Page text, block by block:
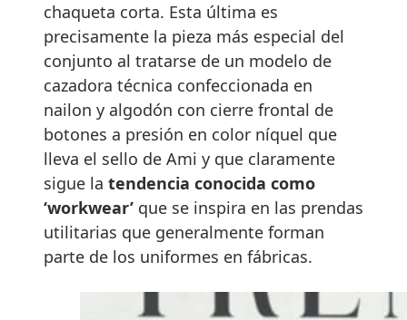
chaqueta corta. Esta última es
precisamente la pieza más especial del
conjunto al tratarse de un modelo de
cazadora técnica confeccionada en
nailon y algodón con cierre frontal de
botones a presión en color níquel que
lleva el sello de Ami y que claramente
sigue la tendencia conocida como
‘workwear’ que se inspira en las prendas
utilitarias que generalmente forman
parte de los uniformes en fábricas.